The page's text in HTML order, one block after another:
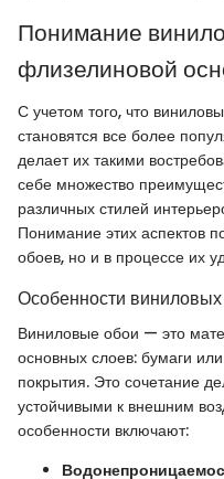
Понимание
флизелиновой
С учетом того, что
становятся все более
делает их такими
себе множество
различных стилей
Понимание этих аспектов
обоев, но и в процессе их
Особенности
Виниловые обои — это
основных слоев: бумаги
покрытия. Это сочетание
устойчивыми к внешним
особенности включают: